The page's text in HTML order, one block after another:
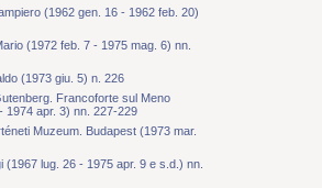
(1962 gen. 16 - 1962 feb. 20)
(1972 feb. 7 - 1975 mag. 6) nn.
(1973 giu. 5) n. 226
Francoforte sul Meno
1974 apr. 3) nn. 227-229
Muzeum. Budapest (1973 mar.
(1967 lug. 26 - 1975 apr. 9 e s.d.) nn.